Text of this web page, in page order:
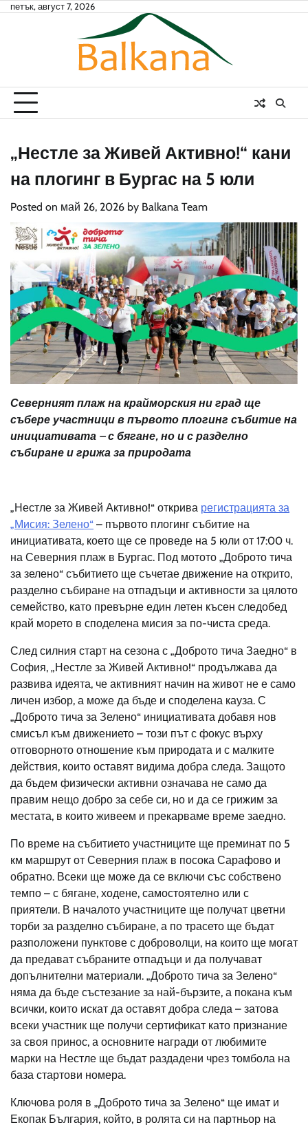
Skipпетък, август 7, 2026
„Нестле за Живей Активно!“ кани
на плогинг в Бургас на 5 юли
Posted on май 26, 2026 by Balkana Team
Северният плаж на крайморския ни град ще
събере участници в първото плогинг събитие на
инициативата – с бягане, но и с разделно
събиране и грижа за природата
„Нестле за Живей Активно!“ открива регистрацията за
„Мисия: Зелено“ – първото плогинг събитие на
инициативата, което ще се проведе на 5 юли от 17:00 ч.
на Северния плаж в Бургас. Под мотото „Доброто тича
за зелено“ събитието ще съчетае движение на открито,
разделно събиране на отпадъци и активности за цялото
семейство, като превърне един летен късен следобед
край морето в споделена мисия за по-чиста среда.
След силния старт на сезона с „Доброто тича Заедно“ в
София, „Нестле за Живей Активно!“ продължава да
развива идеята, че активният начин на живот не е само
личен избор, а може да бъде и споделена кауза. С
„Доброто тича за Зелено“ инициативата добавя нов
смисъл към движението – този път с фокус върху
отговорното отношение към природата и с малките
действия, които оставят видима добра следа. Защото
да бъдем физически активни означава не само да
правим нещо добро за себе си, но и да се грижим за
местата, в които живеем и прекарваме време заедно.
По време на събитието участниците ще преминат по 5
км маршрут от Северния плаж в посока Сарафово и
обратно. Всеки ще може да се включи със собствено
темпо – с бягане, ходене, самостоятелно или с
приятели. В началото участниците ще получат цветни
торби за разделно събиране, а по трасето ще бъдат
разположени пунктове с доброволци, на които ще могат
да предават събраните отпадъци и да получават
допълнителни материали. „Доброто тича за Зелено“
няма да бъде състезание за най-бързите, а покана към
всички, които искат да оставят добра следа – затова
всеки участник ще получи сертификат като признание
за своя принос, а основните награди от любимите
марки на Нестле ще бъдат раздадени чрез томбола на
база стартови номера.
Ключова роля в „Доброто тича за Зелено“ ще имат и
Екопак България, който, в ролята си на партньор на